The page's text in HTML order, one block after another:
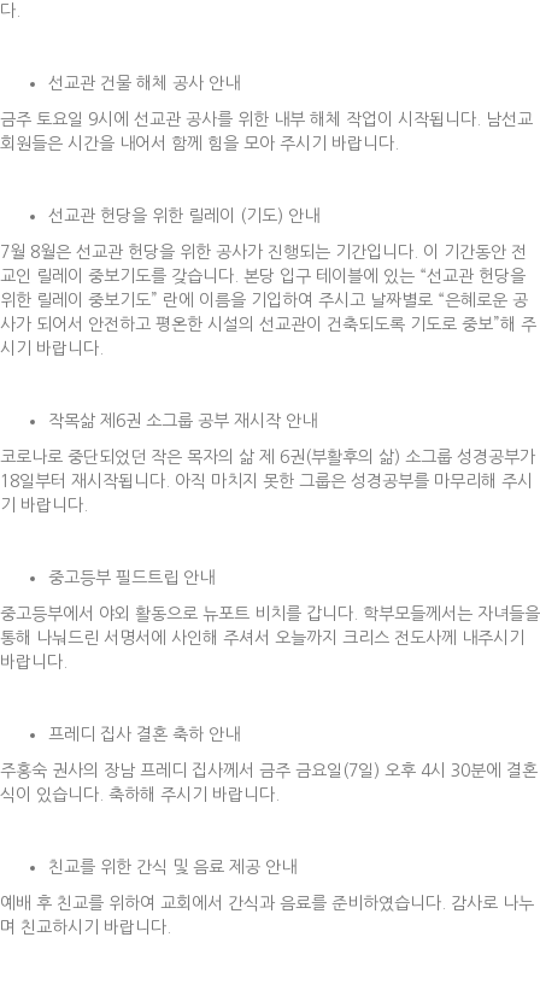
다.
선교관 건물 해체 공사 안내
금주 토요일 9시에 선교관 공사를 위한 내부 해체 작업이 시작됩니다. 남선교
회원들은 시간을 내어서 함께 힘을 모아 주시기 바랍니다.
선교관 헌당을 위한 릴레이 (기도) 안내
7월 8월은 선교관 헌당을 위한 공사가 진행되는 기간입니다. 이 기간동안 전
교인 릴레이 중보기도를 갖습니다. 본당 입구 테이블에 있는 “선교관 헌당을
위한 릴레이 중보기도” 란에 이름을 기입하여 주시고 날짜별로 “은혜로운 공
사가 되어서 안전하고 평온한 시설의 선교관이 건축되도록 기도로 중보”해 주
시기 바랍니다.
작목삶 제6권 소그룹 공부 재시작 안내
코로나로 중단되었던 작은 목자의 삶 제 6권(부활후의 삶) 소그룹 성경공부가
18일부터 재시작됩니다. 아직 마치지 못한 그룹은 성경공부를 마무리해 주시
기 바랍니다.
중고등부 필드트립 안내
중고등부에서 야외 활동으로 뉴포트 비치를 갑니다. 학부모들께서는 자녀들을
통해 나눠드린 서명서에 사인해 주셔서 오늘까지 크리스 전도사께 내주시기
바랍니다.
프레디 집사 결혼 축하 안내
주홍숙 권사의 장남 프레디 집사께서 금주 금요일(7일) 오후 4시 30분에 결혼
식이 있습니다. 축하해 주시기 바랍니다.
친교를 위한 간식 및 음료 제공 안내
예배 후 친교를 위하여 교회에서 간식과 음료를 준비하였습니다. 감사로 나누
며 친교하시기 바랍니다.